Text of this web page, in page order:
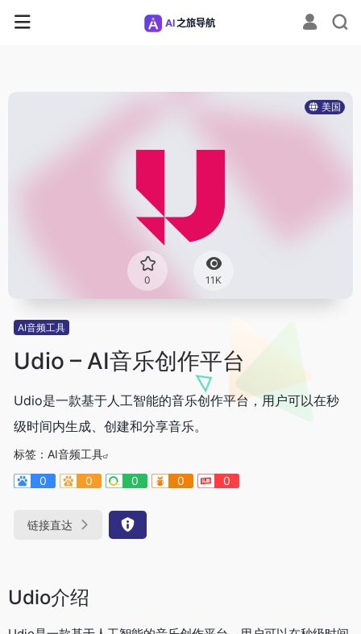
美国
0 11K
AI音频工具
Udio – AI音乐创作平台
Udio是一款基于人工智能的音乐创作平台，用户可以在秒
级时间内生成、创建和分享音乐。
标签： AI音频工具
0
0 0 0 0
链接直达
Udio介绍